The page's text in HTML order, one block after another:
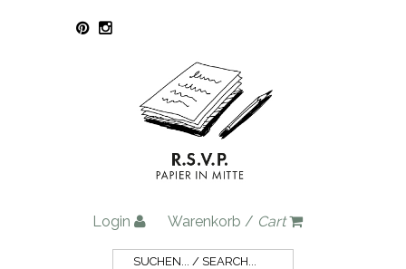
Login Warenkorb / Cart